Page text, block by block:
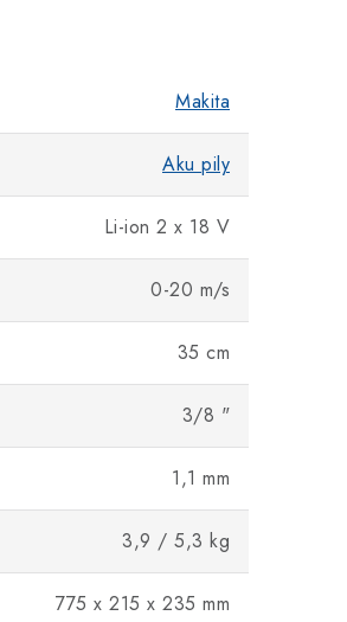
Makita
Aku pily
Li-ion 2 x 18 V
0-20 m/s
35 cm
3/8 "
1,1 mm
3,9 / 5,3 kg
775 x 215 x 235 mm